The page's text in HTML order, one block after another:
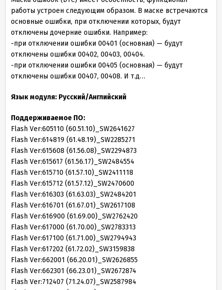
работы устроен следующим образом. В маске встречаются
основные ошибки, при отключении которых, будут
отключены дочерние ошибки. Например:
-при отключении ошибки 00401 (основная) — будут
отключены ошибки 00402, 00403, 00404.
-при отключении ошибки 00405 (основная) — будут
отключены ошибки 00407, 00408. И т.д…
Язык модуля: Русский/Английский
Поддерживаемое ПО:
Flash Ver:605110 (60.51.10)_SW2641627
Flash Ver:614819 (61.48.19)_SW2285271
Flash Ver:615608 (61.56.08)_SW2294873
Flash Ver:615617 (61.56.17)_SW2484554
Flash Ver:615710 (61.57.10)_SW2411118
Flash Ver:615712 (61.57.12)_SW2470600
Flash Ver:616303 (61.63.03)_SW2484201
Flash Ver:616701 (61.67.01)_SW2617108
Flash Ver:616900 (61.69.00)_SW2762420
Flash Ver:617000 (61.70.00)_SW2783313
Flash Ver:617100 (61.71.00)_SW2794943
Flash Ver:617202 (61.72.02)_SW3159838
Flash Ver:662001 (66.20.01)_SW2626855
Flash Ver:662301 (66.23.01)_SW2672874
Flash Ver:712407 (71.24.07)_SW2587984